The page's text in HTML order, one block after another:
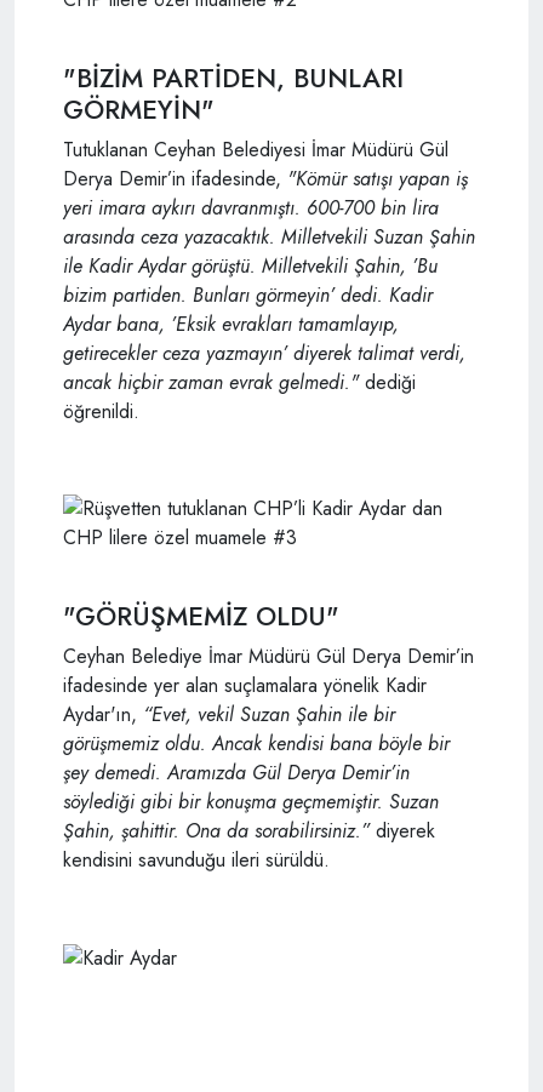
"BİZİM PARTİDEN, BUNLARI
GÖRMEYİN"
Tutuklanan Ceyhan Belediyesi İmar Müdürü Gül
Derya Demir’in ifadesinde, "Kömür satışı yapan iş
yeri imara aykırı davranmıştı. 600-700 bin lira
arasında ceza yazacaktık. Milletvekili Suzan Şahin
ile Kadir Aydar görüştü. Milletvekili Şahin, ’Bu
bizim partiden. Bunları görmeyin’ dedi. Kadir
Aydar bana, ’Eksik evrakları tamamlayıp,
getirecekler ceza yazmayın’ diyerek talimat verdi,
ancak hiçbir zaman evrak gelmedi."dediği
öğrenildi.
"GÖRÜŞMEMİZ OLDU"
Ceyhan Belediye İmar Müdürü Gül Derya Demir’in
ifadesinde yer alan suçlamalara yönelik Kadir
Aydar'ın, “Evet, vekil Suzan Şahin ile bir
görüşmemiz oldu. Ancak kendisi bana böyle bir
şey demedi. Aramızda Gül Derya Demir’in
söylediği gibi bir konuşma geçmemiştir. Suzan
Şahin, şahittir. Ona da sorabilirsiniz.”diyerek
kendisini savunduğu ileri sürüldü.